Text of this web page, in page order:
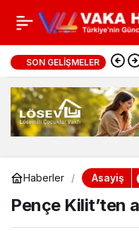
SON GELIŞMELER
Haberler Asayiş
Pençe Kilit’ten
Bahis ve şans
oyunlarına muhalefete
181 ‘Siber’ gözaltı!